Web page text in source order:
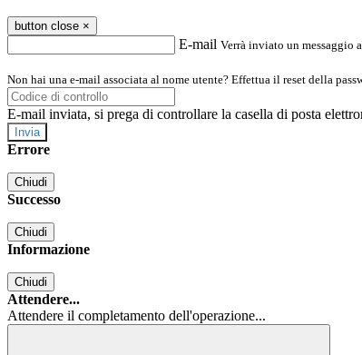
button close ×
E-mail Verrà inviato un messaggio
Non hai una e-mail associata al nome utente? Effettua il reset della
E-mail inviata, si prega di controllare la casella di posta
Errore
Chiudi
Successo
Chiudi
Informazione
Chiudi
Attendere...
Attendere il completamento dell'operazione...